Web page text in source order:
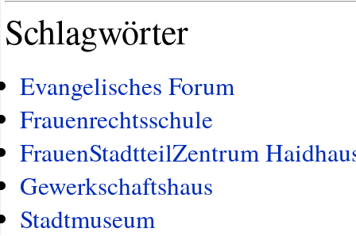
Schlagwörter
Evangelisches Forum
Frauenrechtsschule
FrauenStadtteilZentrum
Gewerkschaftshaus
Stadtmuseum